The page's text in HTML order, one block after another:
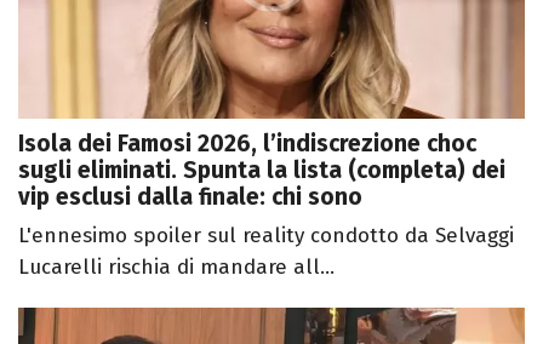
Isola dei Famosi 2026, l’indiscrezione choc
sugli eliminati. Spunta la lista (completa) dei
vip esclusi dalla finale: chi sono
L'ennesimo spoiler sul reality condotto da Selvaggi
Lucarelli rischia di mandare all...